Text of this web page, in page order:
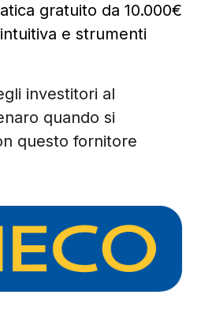
gratuito da 10.000€
e strumenti
investitori al
quando si
questo fornitore